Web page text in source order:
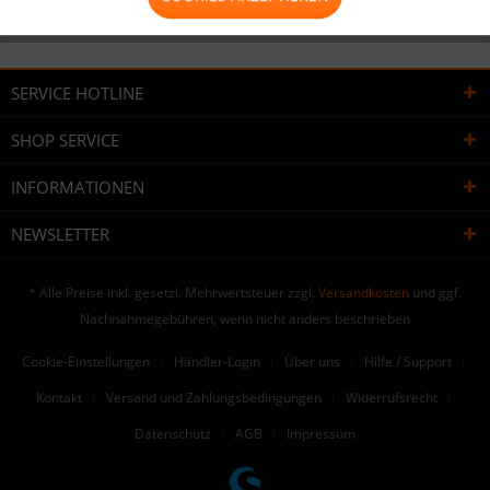
Bewertungen lesen, schreiben und diskutieren...
SERVICE HOTLINE
SHOP SERVICE
INFORMATIONEN
NEWSLETTER
* Alle Preise inkl. gesetzl. Mehrwertsteuer zzgl. Versandkosten und ggf.
Nachnahmegebühren, wenn nicht anders beschrieben
Cookie-Einstellungen Händler-Login Über uns
Hilfe / Support
Kontakt
Versand und Zahlungsbedingungen
Widerrufsrecht
Datenschutz
AGB Impressum